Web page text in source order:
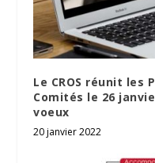
Le CROS réunit les
Comités le 26
voeux
20 janvier 2022